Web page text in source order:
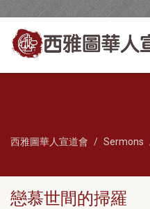
西雅圖華人宣道會 Sermons
戀慕世間的掃羅